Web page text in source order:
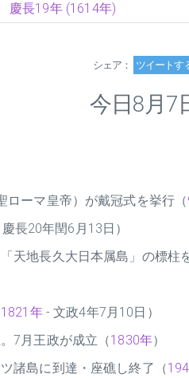
慶長19年 (1614年)
シェア： ツイートす
今日8月7
ローマ皇帝）が戴冠式を挙行（
長20年閏6月13日）
天地長久大日本属島」の標柱
1821年- 文政4年7月10日）
7月王政が成立（1830年）
諸島に到達・座礁し終了（